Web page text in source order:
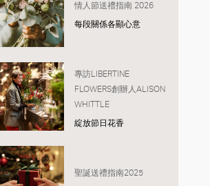
情人節送禮指南 2026
每段關係各顯心意
專訪LIBERTINE
FLOWERS創辦人ALISON
WHITTLE
綻放節日花香
聖誕送禮指南2025